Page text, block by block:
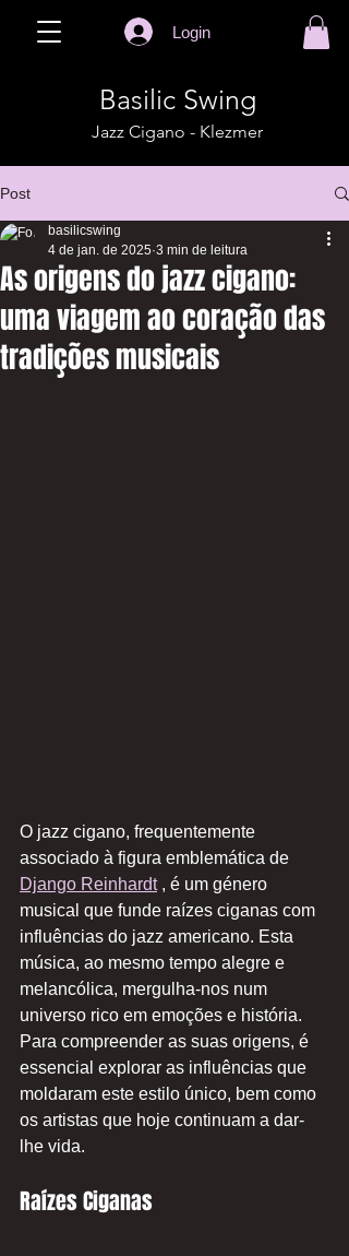
Login
Basilic Swing
Jazz Cigano - Klezmer
Post
As origens do jazz cigano:
uma viagem ao coração das
tradições musicais
basilicswing
4 de jan. de 2025 3 min de leitura
O jazz cigano, frequentemente
associado à figura emblemática de
Django Reinhardt , é um género
musical que funde raízes ciganas com
influências do jazz americano. Esta
música, ao mesmo tempo alegre e
melancólica, mergulha-nos num
universo rico em emoções e história.
Para compreender as suas origens, é
essencial explorar as influências que
moldaram este estilo único, bem como
os artistas que hoje continuam a dar-
lhe vida.
Raízes Ciganas